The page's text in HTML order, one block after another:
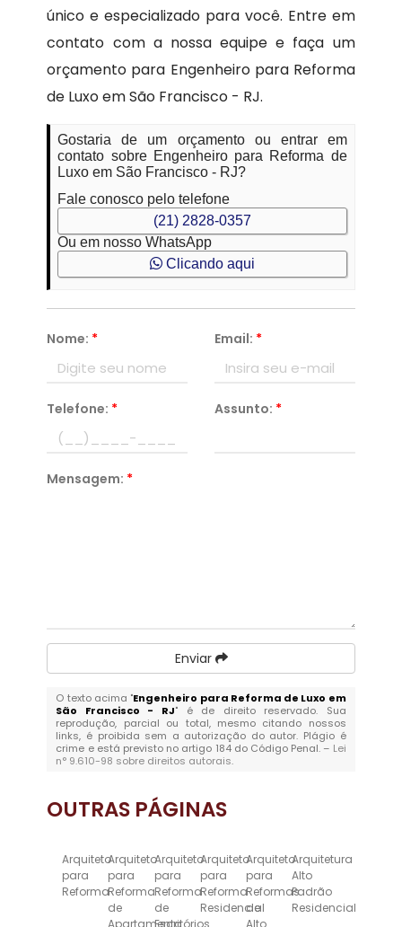
único e especializado para você. Entre em
contato com a nossa equipe e faça um
orçamento para Engenheiro para Reforma
de Luxo em São Francisco - RJ.
Gostaria de um orçamento ou entrar em
contato sobre Engenheiro para Reforma de
Luxo em São Francisco - RJ?
Fale conosco pelo telefone
(21) 2828-0357
Ou em nosso WhatsApp
Clicando aqui
Nome: * Email: *
Telefone: * Assunto: *
Mensagem: *
Enviar
O texto acima "Engenheiro para Reforma de Luxo em
São Francisco - RJ" é de direito reservado. Sua
reprodução, parcial ou total, mesmo citando nossos
links, é proibida sem a autorização do autor. Plágio é
crime e está previsto no artigo 184 do Código Penal. – Lei
n° 9.610-98 sobre direitos autorais.
OUTRAS PÁGINAS
Arquiteto
para
Reforma
Arquiteto
para
Reforma
de
Arquiteto
para
Reforma
de
Arquiteto
para
Reforma
Residencial
Arquiteto
para
Reformas
de
Arquitetura
Alto
Padrão
Residencial